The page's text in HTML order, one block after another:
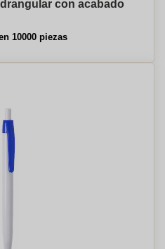
con acabado
10000 piezas